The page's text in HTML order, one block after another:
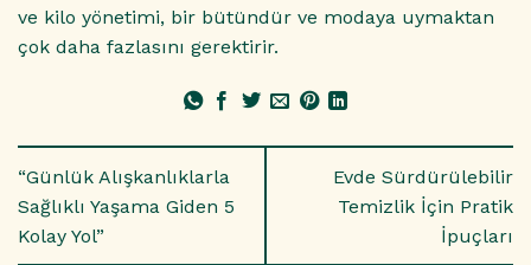
ve kilo yönetimi, bir bütündür ve modaya uymaktan
çok daha fazlasını gerektirir.
“Günlük Alışkanlıklarla
Sağlıklı Yaşama Giden 5
Kolay Yol”
Evde Sürdürülebilir
Temizlik İçin Pratik
İpuçları